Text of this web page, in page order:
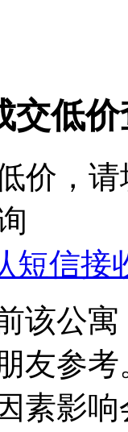
交低
价 ，
短信接
该公
友参
素影